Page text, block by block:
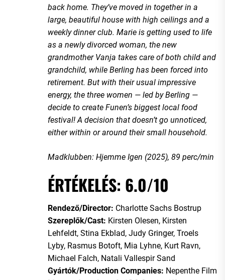
back home. They’ve moved in together in a
large, beautiful house with high ceilings and a
weekly dinner club. Marie is getting used to life
as a newly divorced woman, the new
grandmother Vanja takes care of both child and
grandchild, while Berling has been forced into
retirement. But with their usual impressive
energy, the three women — led by Berling —
decide to create Funen’s biggest local food
festival! A decision that doesn’t go unnoticed,
either within or around their small household.
Madklubben: Hjemme Igen (2025), 89 perc/min
ÉRTÉKELÉS: 6.0/10
Rendező/Director: Charlotte Sachs Bostrup
Szereplők/Cast: Kirsten Olesen, Kirsten
Lehfeldt, Stina Ekblad, Judy Gringer, Troels
Lyby, Rasmus Botoft, Mia Lyhne, Kurt Ravn,
Michael Falch, Natali Vallespir Sand
Gyártók/Production Companies: Nepenthe Film